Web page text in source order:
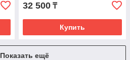
32 500 ₸
Купить
Показать ещё